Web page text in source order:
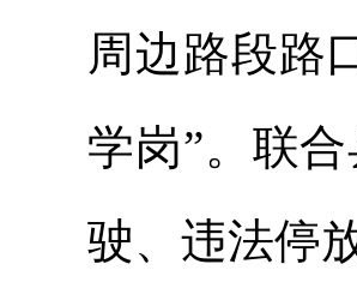
周边路段路
学岗”。联
驶、违法停